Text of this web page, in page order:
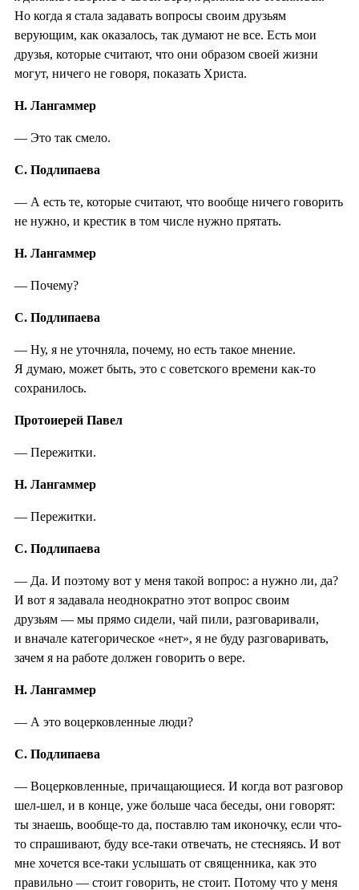
Но когда я стала задавать вопросы своим друзьям
верующим, как оказалось, так думают не все. Есть мои
друзья, которые считают, что они образом своей жизни
могут, ничего не говоря, показать Христа.
Н. Лангаммер
— Это так смело.
С. Подлипаева
— А есть те, которые считают, что вообще ничего говорить
не нужно, и крестик в том числе нужно прятать.
Н. Лангаммер
— Почему?
С. Подлипаева
— Ну, я не уточняла, почему, но есть такое мнение.
Я думаю, может быть, это с советского времени как-то
сохранилось.
Протоиерей Павел
— Пережитки.
Н. Лангаммер
— Пережитки.
С. Подлипаева
— Да. И поэтому вот у меня такой вопрос: а нужно ли, да?
И вот я задавала неоднократно этот вопрос своим
друзьям — мы прямо сидели, чай пили, разговаривали,
и вначале категорическое «нет», я не буду разговаривать,
зачем я на работе должен говорить о вере.
Н. Лангаммер
— А это воцерковленные люди?
С. Подлипаева
— Воцерковленные, причащающиеся. И когда вот разговор
шел-шел, и в конце, уже больше часа беседы, они говорят:
ты знаешь, вообще-то да, поставлю там иконочку, если что-
то спрашивают, буду все-таки отвечать, не стесняясь. И вот
мне хочется все-таки услышать от священника, как это
правильно — стоит говорить, не стоит. Потому что у меня